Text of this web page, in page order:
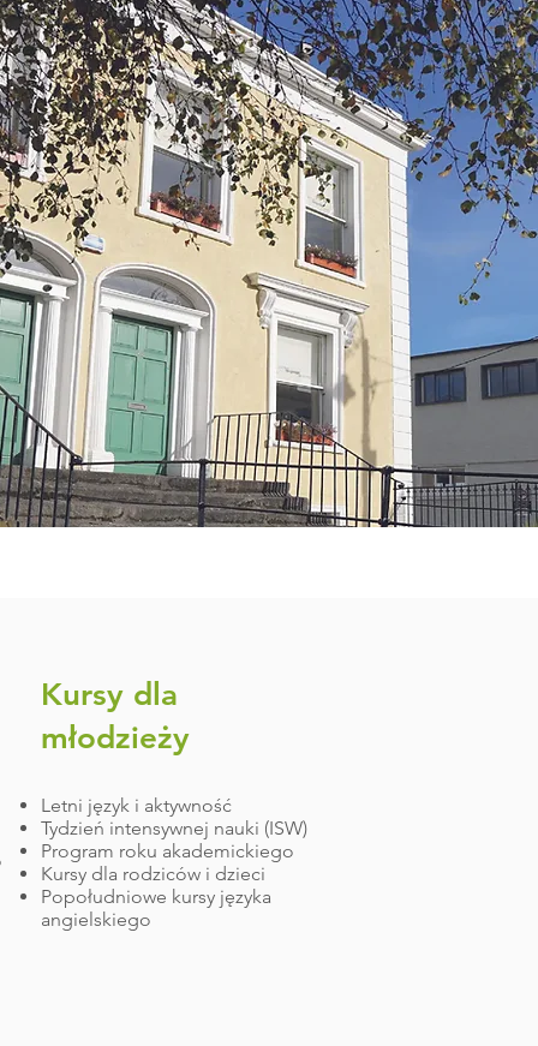
Kursy dla
młodzieży
Letni język i aktywność
Tydzień intensywnej nauki (ISW)
Program roku akademickiego
Kursy dla rodziców i dzieci
Popołudniowe kursy języka
angielskiego